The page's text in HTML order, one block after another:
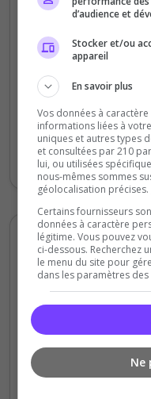
il y a 9 mois
Qualité
Staff du serveur
Ambiance
Disponibilité
Merci pour les
Malouba
5
il y a 11 mois
d’audience et
Stocker et/ou
appareil
En savoir plus
Vos données à
informations liées à
uniques et autres types
et consultées par 210
lui, ou utilisées
nous-mêmes sommes
géolocalisation précises.
Certains fournisseurs
données à caractère
légitime. Vous pouvez
ci-dessous. Recherchez
le menu du site pour
dans les paramètres
Ne